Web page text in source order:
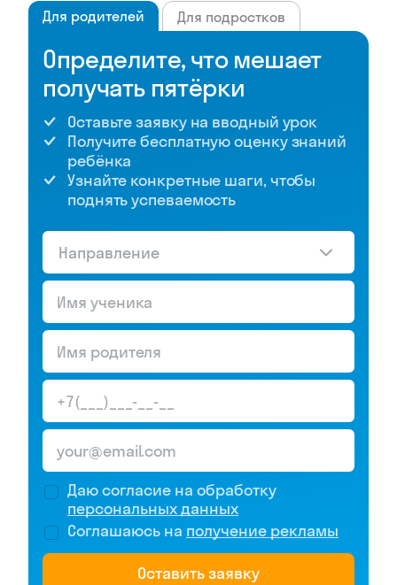
Для родителей Для подростков
Определите, что мешает
получать пятёрки
Оставьте заявку на вводный урок
Получите бесплатную оценку знаний
ребёнка
Узнайте конкретные шаги, чтобы
поднять успеваемость
Направление
Даю согласие на обработку
персональных данных
Соглашаюсь на получение рекламы
Оставить заявку